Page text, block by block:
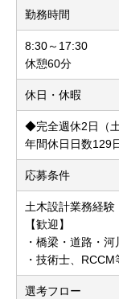
勤務時間
8:30～17:30
休憩60分
休日・休暇
◆完全週休2日（土
年間休日日数129
応募条件
土木設計業務経験
【歓迎】
・橋梁・道路・
・技術士、
選考フロー